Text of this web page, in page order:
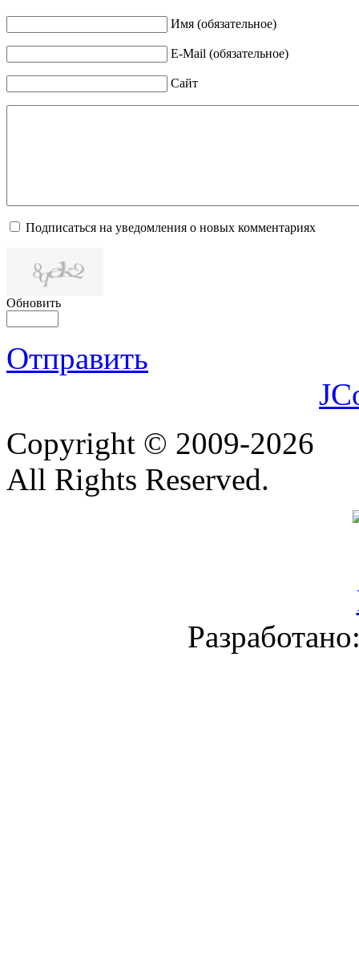
Имя (обязательное)
E-Mail (обязательное)
Сайт
Подписаться на уведомления о новых комментариях
Обновить
Отправить
Copyright © 2009-2026
All Rights Reserved.